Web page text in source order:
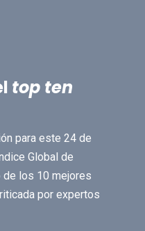
top ten
para este 24 de
Global de
los 10 mejores
por expertos